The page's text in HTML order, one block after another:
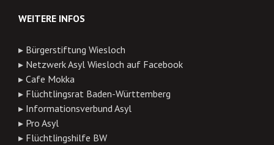
WEITERE INFOS
▸ Bürgerstiftung Wiesloch
▸ Netzwerk Asyl Wiesloch auf Facebook
▸ Cafe Mokka
▸ Flüchtlingsrat Baden-Württemberg
▸ Informationsverbund Asyl
▸ Pro Asyl
▸ Flüchtlingshilfe BW